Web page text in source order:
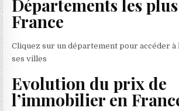
Départements les
France
Cliquez sur un département pour accéder à
ses villes
Evolution du prix de
l’immobilier en